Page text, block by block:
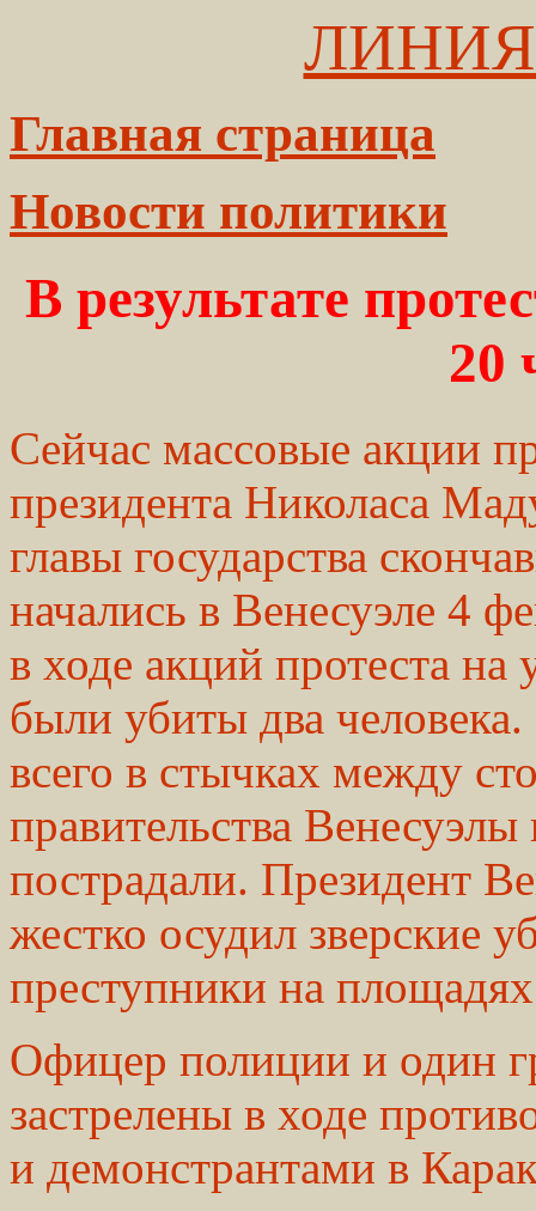
Главная страница
Новости политики
В результате
20
Сейчас массовые акции
президента Николаса
главы государства
начались в Венесуэле 4
в ходе акций протеста на
были убиты два
всего в стычках между
правительства
пострадали. Президент
жестко осудил зверские
преступники на
Офицер полиции и один
застрелены в ходе
и демонстрантами в